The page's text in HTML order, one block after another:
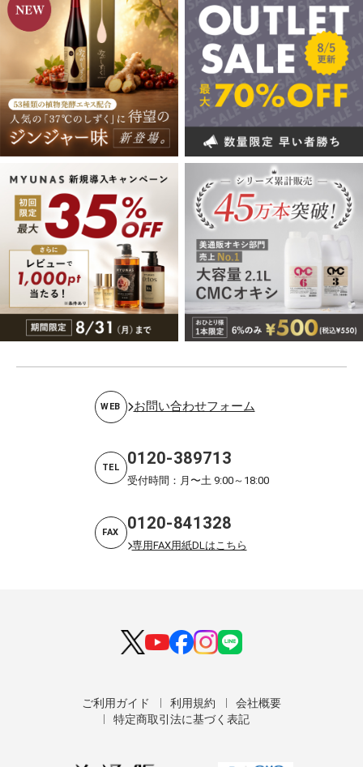
WEB お問い合わせフォーム
TEL 0120-389713
受付時間：月〜土 9:00～18:00
FAX 0120-841328
専用FAX用紙DLはこちら
ご利用ガイド 利用規約
会社概要
特定商取引法に基づく表記